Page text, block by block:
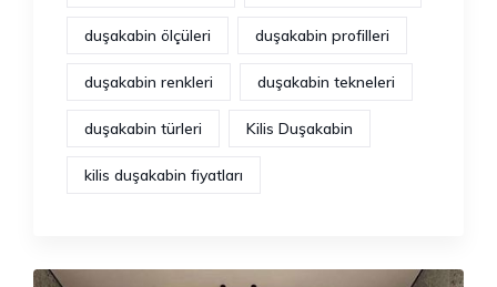
duşakabin ölçüleri duşakabin profilleri
duşakabin renkleri duşakabin tekneleri
duşakabin türleri Kilis Duşakabin
kilis duşakabin fiyatları